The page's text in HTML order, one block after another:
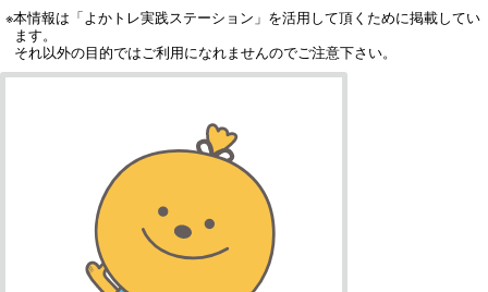
※本情報は「よかトレ実践ステーション」を活用して頂くために掲載してい
ます。
それ以外の目的ではご利用になれませんのでご注意下さい。